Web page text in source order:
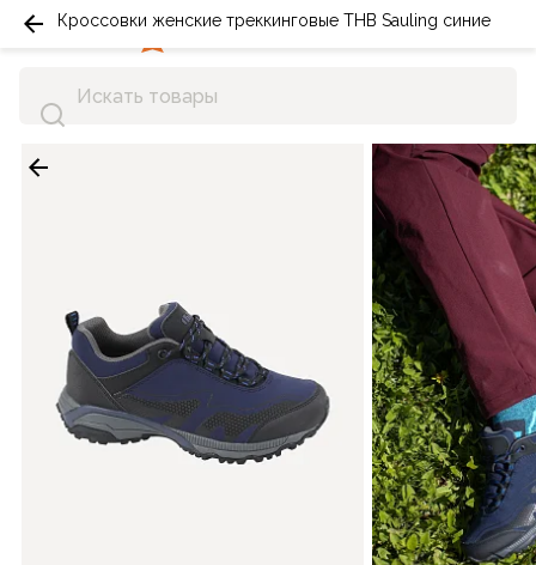
0
Кроссовки женские треккинговые THB Sauling синие